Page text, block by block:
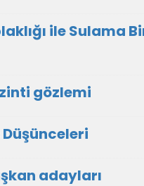
ile Sulama
gözlemi
adayları